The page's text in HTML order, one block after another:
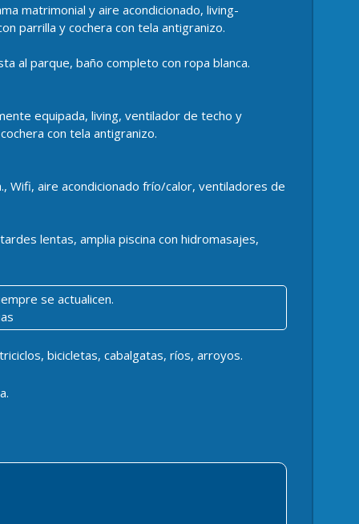
matrimonial y aire acondicionado, living-
parrilla y cochera con tela antigranizo.
al parque, baño completo con ropa blanca.
equipada, living, ventilador de techo y
con tela antigranizo.
Wifi, aire acondicionado frío/calor, ventiladores de
lentas, amplia piscina con hidromasajes,
se actualicen.
bicicletas, cabalgatas, ríos, arroyos.